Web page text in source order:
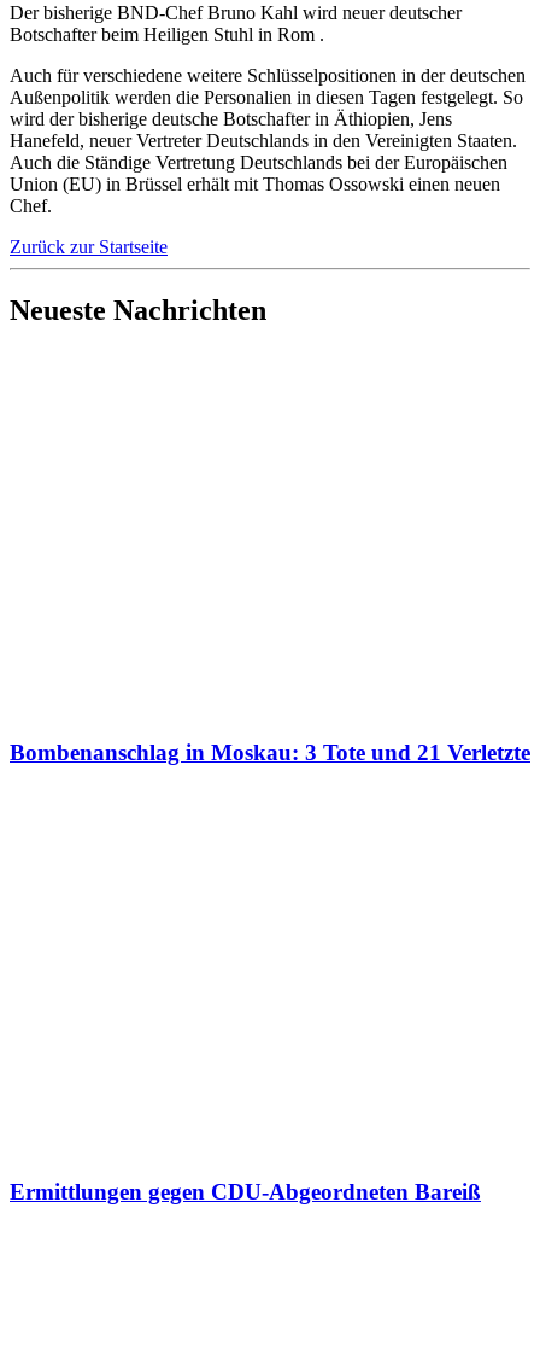
Der bisherige BND-Chef Bruno Kahl wird neuer deutscher
Botschafter beim Heiligen Stuhl in Rom .
Auch für verschiedene weitere Schlüsselpositionen in der deutschen
Außenpolitik werden die Personalien in diesen Tagen festgelegt. So
wird der bisherige deutsche Botschafter in Äthiopien, Jens
Hanefeld, neuer Vertreter Deutschlands in den Vereinigten Staaten.
Auch die Ständige Vertretung Deutschlands bei der Europäischen
Union (EU) in Brüssel erhält mit Thomas Ossowski einen neuen
Chef.
Zurück zur Startseite
Neueste Nachrichten
Bombenanschlag in Moskau: 3 Tote und 21 Verletzte
Ermittlungen gegen CDU-Abgeordneten Bareiß